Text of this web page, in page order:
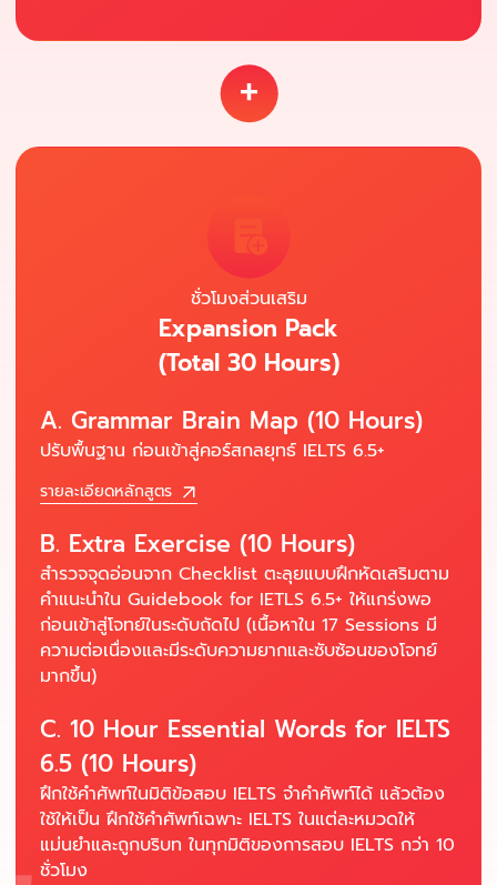
ชั่วโมงส่วนเสริม
Expansion Pack
(Total 30 Hours)
A. Grammar Brain Map (10 Hours)
ปรับพื้นฐาน ก่อนเข้าสู่คอร์สกลยุทธ์ IELTS 6.5+
รายละเอียดหลักสูตร
B. Extra Exercise (10 Hours)
สำรวจจุดอ่อนจาก Checklist ตะลุยแบบฝึกหัดเสริมตาม
คำแนะนำใน Guidebook for IETLS 6.5+ ให้แกร่งพอ
ก่อนเข้าสู่โจทย์ในระดับถัดไป (เนื้อหาใน 17 Sessions มี
ความต่อเนื่องและมีระดับความยากและซับซ้อนของโจทย์
มากขึ้น)
C. 10 Hour Essential Words for IELTS
6.5 (10 Hours)
ฝึกใช้คำศัพท์ในมิติข้อสอบ IELTS จำคำศัพท์ได้ แล้วต้อง
ใช้ให้เป็น ฝึกใช้คำศัพท์เฉพาะ IELTS ในแต่ละหมวดให้
แม่นยำและถูกบริบท ในทุกมิติของการสอบ IELTS กว่า 10
ชั่วโมง